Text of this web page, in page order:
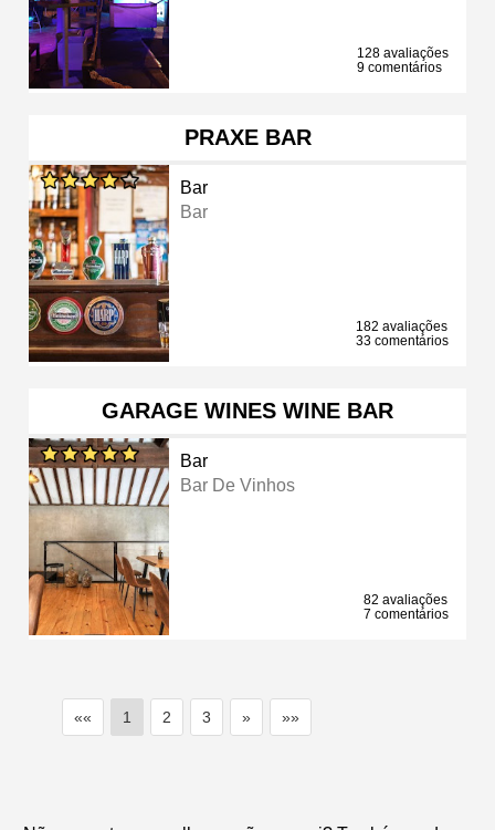
128 avaliações
9 comentários
PRAXE BAR
Bar
Bar
182 avaliações
33 comentários
GARAGE WINES WINE BAR
Bar
Bar De Vinhos
82 avaliações
7 comentários
«« 1 2 3 » »»